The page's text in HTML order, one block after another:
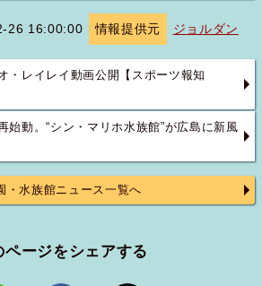
26 16:00:00 情報提供元 ジョルダン
・レイレイ動画公開【スポーツ報知
始動。“シン・マリホ水族館”が広島に新風
・水族館ニュース一覧へ
ページをシェアする